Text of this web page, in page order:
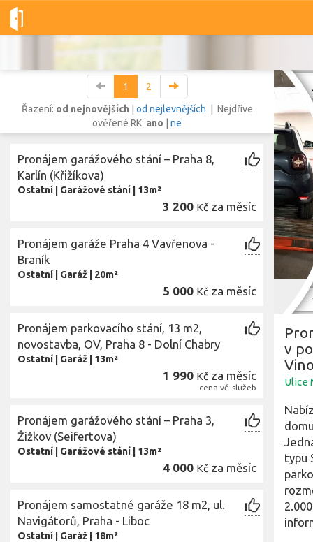
Dobré-nemovitosti.cz obec Praha, okres Hlavní město Praha,
Pozemky
Lokalita
obec Praha,okres Hlavní město Praha, Hlavní město Praha
1
2
Řazení: od nejnovějších od nejlevnějších | Nejdříve
ověřené RK: ano ne
Pronájem garážového stání – Praha 8,
Karlín (Křižíkova)
Ostatní Garážové stání 13m²
3 200 Kč za měsíc
Pronájem garáže Praha 4 Vavřenova -
Braník
Ostatní Garáž 20m²
5 000 Kč za měsíc
Pronájem parkovacího stání, 13 m2,
novostavba, OV, Praha 8 - Dolní Chabry
Ostatní Garáž 13m²
1 990 Kč za měsíc
cena vč. služeb
Pronájem garážového stání – Praha 3,
Žižkov (Seifertova)
Ostatní Garážové stání 13m²
4 000 Kč za měsíc
Pronájem samostatné garáže 18 m2, ul.
Navigátorů, Praha - Liboc
Ostatní Garáž 18m²
v
Ulice
typu